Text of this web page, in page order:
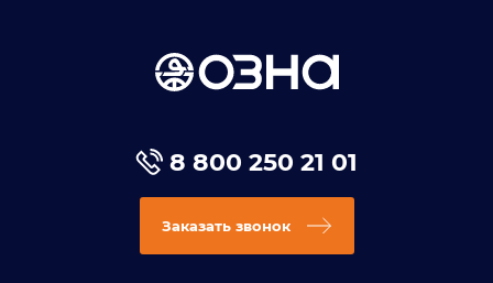
8 800 250 21 01
Заказать звонок